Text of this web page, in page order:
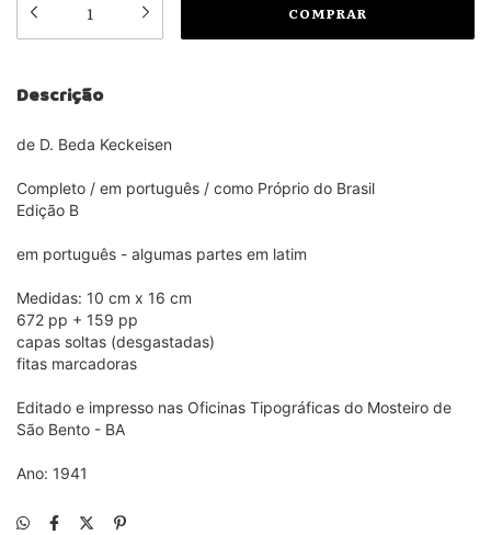
Descrição
de D. Beda Keckeisen
Completo / em português / como Próprio do Brasil
Edição B
em português - algumas partes em latim
Medidas: 10 cm x 16 cm
672 pp + 159 pp
capas soltas (desgastadas)
fitas marcadoras
Editado e impresso nas Oficinas Tipográficas do Mosteiro de
São Bento - BA
Ano: 1941